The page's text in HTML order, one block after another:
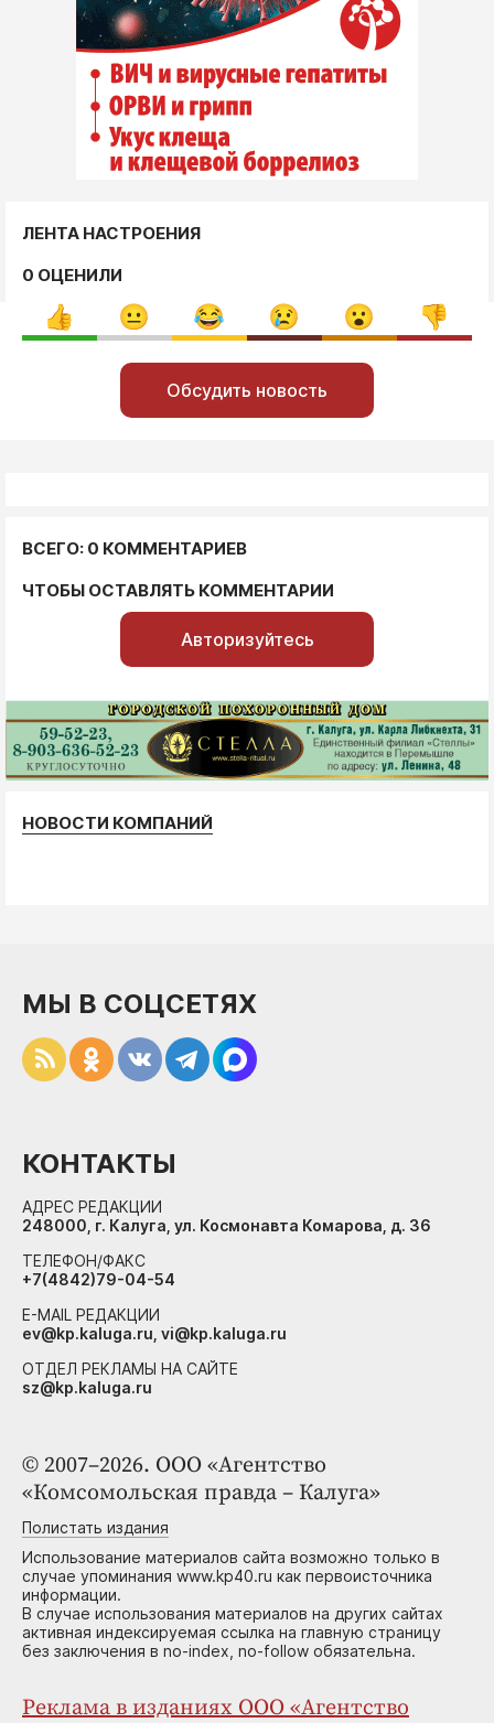
ЛЕНТА НАСТРОЕНИЯ
0 ОЦЕНИЛИ
Обсудить новость
ВСЕГО: 0 КОММЕНТАРИЕВ
ЧТОБЫ ОСТАВЛЯТЬ КОММЕНТАРИИ
Авторизуйтесь
НОВОСТИ КОМПАНИЙ
© 2007–2026. ООО «Агентство
«Комсомольская правда – Калуга»
Полистать издания
Использование материалов сайта возможно только в
случае упоминания www.kp40.ru как первоисточника
информации.
В случае использования материалов на других сайтах
активная индексируемая ссылка на главную страницу
без заключения в no-index, no-follow обязательна.
Реклама в изданиях ООО «Агентство
МЫ В СОЦСЕТЯХ
КОНТАКТЫ
АДРЕС РЕДАКЦИИ
248000, г. Калуга, ул. Космонавта Комарова, д. 36
ТЕЛЕФОН/ФАКС
+7(4842)79-04-54
E-MAIL РЕДАКЦИИ
ev@kp.kaluga.ru, vi@kp.kaluga.ru
ОТДЕЛ РЕКЛАМЫ НА САЙТЕ
sz@kp.kaluga.ru